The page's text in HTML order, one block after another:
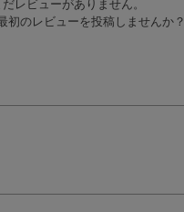
レビューがありません。
初のレビューを投稿しませんか？